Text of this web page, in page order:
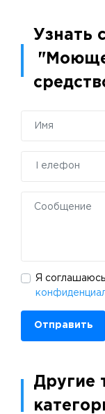
Узнать
Я
Отправить
Другие